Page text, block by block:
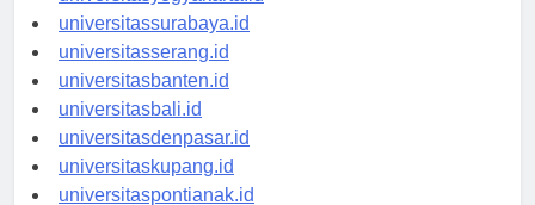
universitasyogyakarta.id
universitassurabaya.id
universitasserang.id
universitasbanten.id
universitasbali.id
universitasdenpasar.id
universitaskupang.id